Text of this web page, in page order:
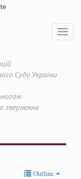
Toggle
Суду України
звернення
Outline